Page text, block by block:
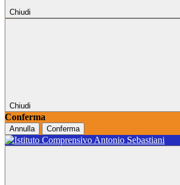
Chiudi
Chiudi
Conferma
Annulla Conferma